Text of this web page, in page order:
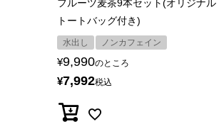
フルーツ麦茶9本セット(オリジナル
トートバッグ付き)
水出し ノンカフェイン
¥9,990のところ
¥7,992税込